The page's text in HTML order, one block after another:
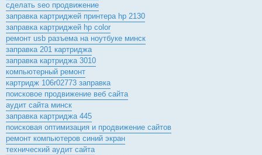
сделать seo продвижение
заправка картриджей принтера hp 2130
заправка картриджей hp color
ремонт usb разъема на ноутбуке минск
заправка 201 картриджа
заправка картриджа 3010
компьютерный ремонт
картридж 106r02773 заправка
поисковое продвижение веб сайта
аудит сайта минск
заправка картриджа 445
поисковая оптимизация и продвижение сайтов
ремонт компьютеров синий экран
технический аудит сайта